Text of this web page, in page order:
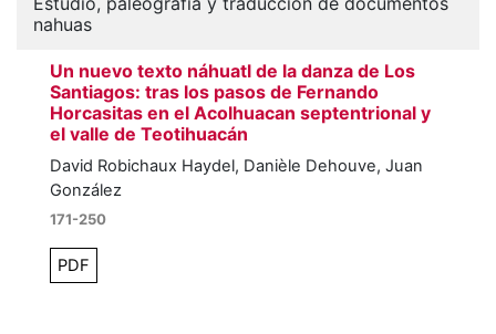
nahuas
Un nuevo texto náhuatl de la danza de Los
Santiagos: tras los pasos de Fernando
Horcasitas en el Acolhuacan septentrional y
el valle de Teotihuacán
David Robichaux Haydel, Danièle Dehouve, Juan
González
171-250
PDF